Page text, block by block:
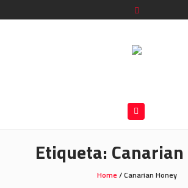
Etiqueta:
Home/Canarian Honey